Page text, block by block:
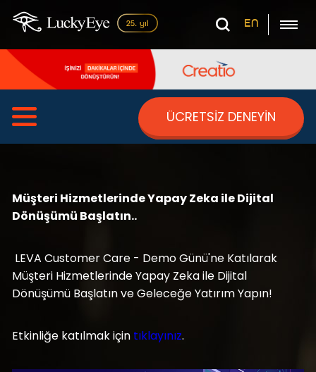
EN
ÜCRETSİZ DENEYİN
Müşteri Hizmetlerinde Yapay Zeka ile Dijital
Dönüşümü Başlatın..
LEVA Customer Care - Demo Günü'ne Katılarak
Müşteri Hizmetlerinde Yapay Zeka ile Dijital
Dönüşümü Başlatın ve Geleceğe Yatırım Yapın!
Etkinliğe katılmak için tıklayınız.